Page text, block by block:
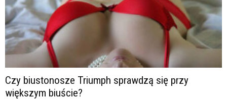
Czy biustonosze Triumph sprawdzą się przy
większym biuście?